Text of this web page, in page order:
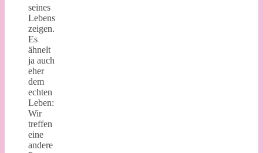
seines
Lebens
zeigen.
Es
ähnelt
ja auch
eher
dem
echten
Leben:
Wir
treffen
eine
andere